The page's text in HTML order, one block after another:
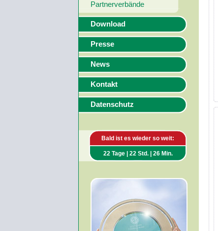
Partnerverbände
Download
Presse
News
Kontakt
Datenschutz
Bald ist es wieder so weit:
22 Tage | 22 Std. | 26 Min.